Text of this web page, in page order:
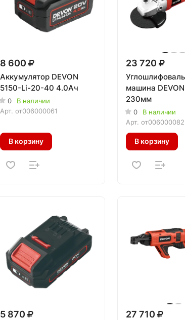
8 600
Аккумулятор DEVON
5150-Li-20-40 4.0Ач
0
В наличии
Арт. от006000061
В корзину
23 720
машина DEVON
230мм
0
В наличии
Арт. от006000082
В корзину
5 870 27 710